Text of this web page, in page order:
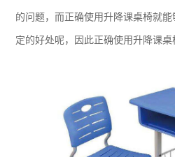
的问题，而正确使用升降课桌椅就
定的好处呢，因此正确使用升降课桌